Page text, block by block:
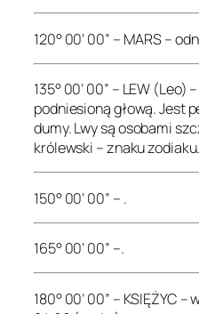
120° 00’ 00” – MARS –
135° 00’ 00” – LEW (Leo)
podniesioną głową. Jest
dumy. Lwy są osobami
królewski – znaku zodiaku.
150° 00’ 00” – .
165° 00’ 00” –.
180° 00’ 00” – KSIĘŻYC